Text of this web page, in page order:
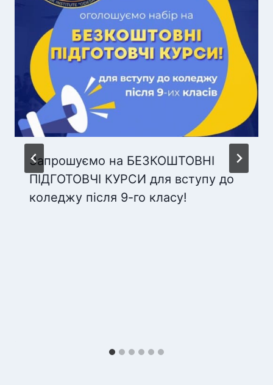
Запрошуємо на БЕЗКОШТОВНІ
ПІДГОТОВЧІ КУРСИ для вступу до
коледжу після 9-го класу!